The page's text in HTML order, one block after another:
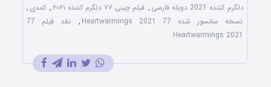
دلگرم کننده 2021 دوبله فارسی
, فیلم چینی ۷۷ دلگرم کننده ۲۰۲۱ , کمدی ,
نسخه سانسور شده 77 Heartwarmings 2021
,
نقد فیلم 77
Heartwarmings 2021